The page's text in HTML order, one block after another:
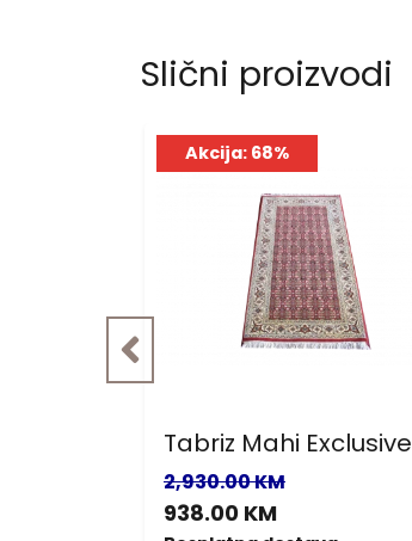
Slični proizvodi
Akcija: 68%
Tabriz Mahi Exclusive
2,930.00 KM
938.00 KM